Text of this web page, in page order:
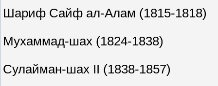
Шариф Сайф ал-Алам (1815-1818)
Мухаммад-шах (1824-1838)
Сулайман-шах II (1838-1857)